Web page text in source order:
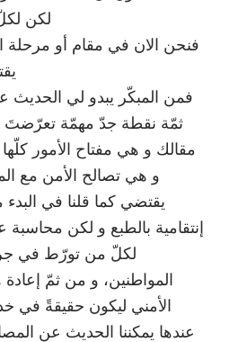
لكن
فنحن الان في مقام أو مرحلة
فمن المبكّر يبدو لي الحديث
ثمّة نقطة جدّ مهمّة تعرّضتَ
مقالك و هي مفتاح الأمور
و هي تصالح الأمن مع
يقتضي كما قلنا في البدء
إنتقامية بالطبع و لكن محاسبة
لكلّ من تورّط في
المواطنين، و من ثمّ إعادة
الأمني ليكون حقيقةً في
عندها يمكننا الحديث عن